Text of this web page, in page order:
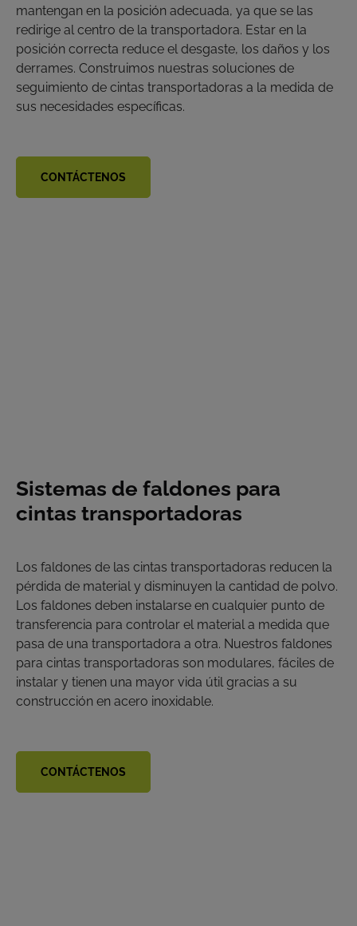
mantengan en la posición adecuada, ya que se las
redirige al centro de la transportadora. Estar en la
posición correcta reduce el desgaste, los daños y los
derrames. Construimos nuestras soluciones de
seguimiento de cintas transportadoras a la medida de
sus necesidades específicas.
CONTÁCTENOS
Sistemas de faldones para
cintas transportadoras
Los faldones de las cintas transportadoras reducen la
pérdida de material y disminuyen la cantidad de polvo.
Los faldones deben instalarse en cualquier punto de
transferencia para controlar el material a medida que
pasa de una transportadora a otra. Nuestros faldones
para cintas transportadoras son modulares, fáciles de
instalar y tienen una mayor vida útil gracias a su
construcción en acero inoxidable.
CONTÁCTENOS